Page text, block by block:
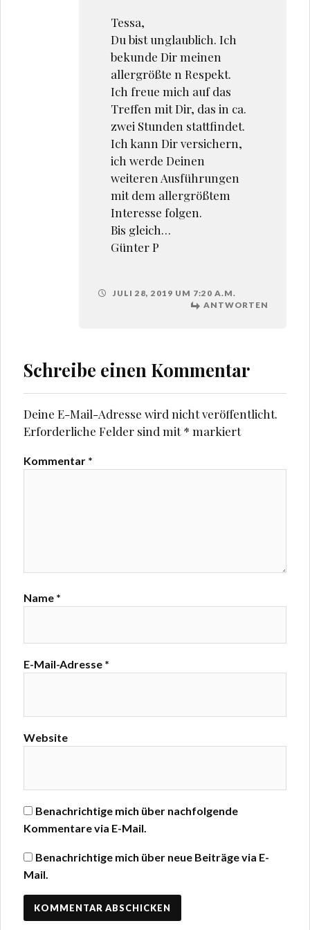
Tessa,
Du bist unglaublich. Ich
bekunde Dir meinen
allergrößte n Respekt.
Ich freue mich auf das
Treffen mit Dir, das in ca.
zwei Stunden stattfindet.
Ich kann Dir versichern,
ich werde Deinen
weiteren Ausführungen
mit dem allergrößtem
Interesse folgen.
Bis gleich…
Günter P
JULI 28, 2019 UM 7:20 A.M.
ANTWORTEN
Schreibe einen Kommentar
Deine E-Mail-Adresse wird nicht veröffentlicht.
Erforderliche Felder sind mit* markiert
Kommentar *
Name *
E-Mail-Adresse *
Website
Benachrichtige mich über nachfolgende
Kommentare via E-Mail.
Benachrichtige mich über neue Beiträge via E-
Mail.